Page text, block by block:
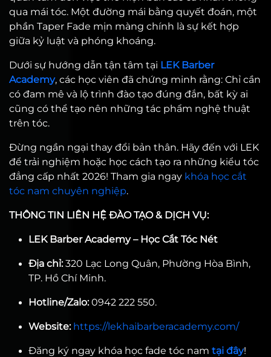
qua mái tóc. Một đường mái bằng quyết đoán, một
phần Taper Fade mịn màng chính là sự kết hợp
giữa kỷ luật và phóng khoáng.
Dưới sự hướng dẫn tận tâm tại LEK Barber
Academy, các học viên đã chứng minh rằng: Chỉ cần
có đam mê và lộ trình đào tạo đúng đắn, bất kỳ ai
cũng có thể tạo nên những tác phẩm nghệ thuật
trên tóc.
Đừng ngần ngại thay đổi bản thân. Hãy đến với LEK
để trải nghiệm hoặc học cách tạo ra những kiểu tóc
đẳng cấp nhất 2026! Tham gia ngay khóa học cắt
tóc nam chuyên nghiệp.
THÔNG TIN LIÊN HỆ ĐÀO TẠO & DỊCH VỤ:
LEK Barber Academy – Học Cắt Tóc Nét
Địa chỉ:320 Lạc Long Quân, Phường Hòa Bình,
TP. Hồ Chí Minh.
Hotline/Zalo:0942 222 550.
Website: https://lekhaibarberacademy.com/
Đăng ký ngay khóa học fade tóc nam tại đây!